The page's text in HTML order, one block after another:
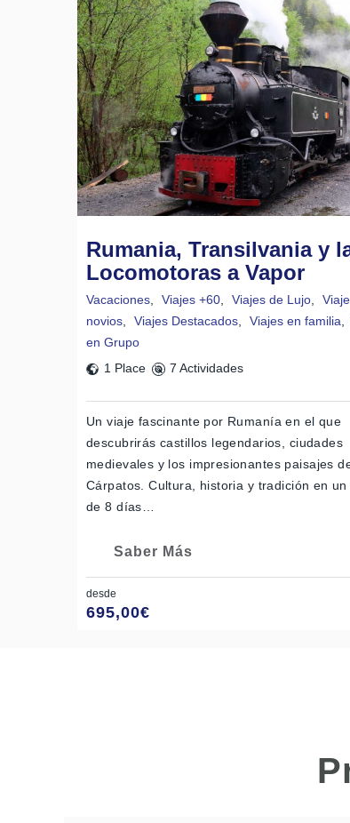
Rumania, Transilvania y
Locomotoras a Vapor
Vacaciones, Viajes +60, Viajes de Lujo,
novios, Viajes Destacados, Viajes en familia,
en Grupo
1 Place
7 Actividades
Un viaje fascinante por Rumanía en el que
descubrirás castillos legendarios, ciudades
medievales y los impresionantes paisajes
Cárpatos. Cultura, historia y tradición en un
de 8 días…
Saber Más
desde
695,00€